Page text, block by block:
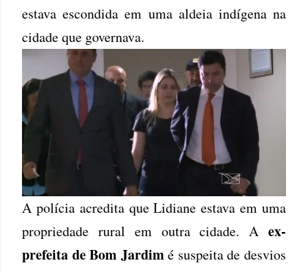
estava escondida em uma aldeia indígena na
cidade que governava.
A polícia acredita que Lidiane estava em uma
propriedade rural em outra cidade. A ex-
prefeita de Bom Jardimé suspeita de desvios